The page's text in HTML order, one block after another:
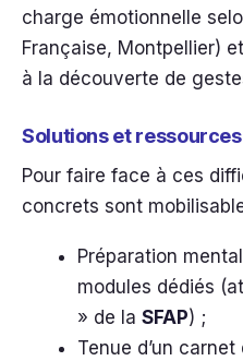
charge émotionnelle
Française, Montpellier)
à la découverte de
Solutions et
Pour faire face à ces
concrets sont
Préparation
modules dédiés
» de la SFAP) ;
Tenue d’un